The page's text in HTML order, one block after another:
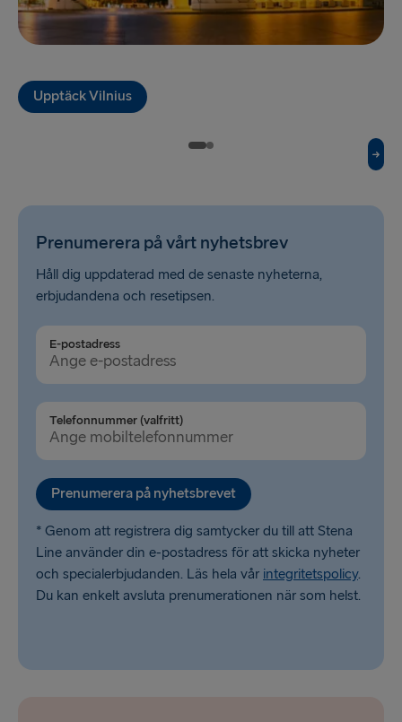
TILL LETTLAND
Ventspils → Nynäshamn
Belfast → Liverpool
Hoek van Holland → Harwich
Holyhead → Dublin
Travemünde → Liepāja
Cairnryan → Belfast
Harwich → Hoek van Holland
Dublin → Holyhead
Liepāja → Travemünde
Upptäck Vilnius
Prenumerera på vårt nyhetsbrev
Håll dig uppdaterad med de senaste nyheterna,
erbjudandena och resetipsen.
E-postadress
Telefonnummer (valfritt)
Prenumerera på nyhetsbrevet
* Genom att registrera dig samtycker du till att Stena
Line använder din e-postadress för att skicka nyheter
och specialerbjudanden. Läs hela vår integritetspolicy.
Du kan enkelt avsluta prenumerationen när som helst.